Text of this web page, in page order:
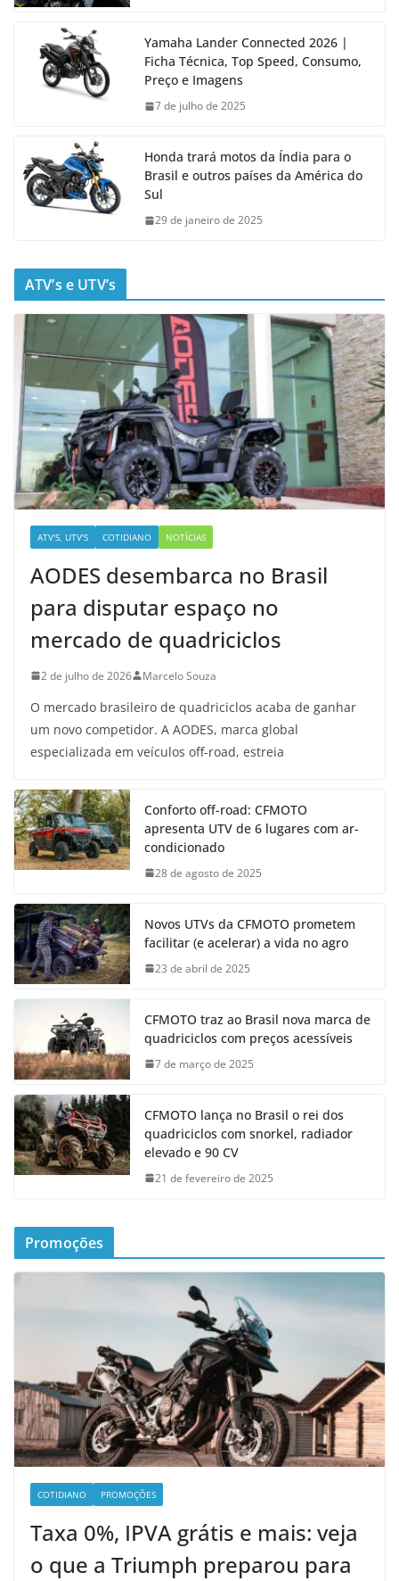
Yamaha Lander Connected 2026 |
Ficha Técnica, Top Speed, Consumo,
Preço e Imagens
7 de julho de 2025
Honda trará motos da Índia para o
Brasil e outros países da América do
Sul
29 de janeiro de 2025
ATV’s e UTV’s
ATV'S, UTV'S COTIDIANO NOTÍCIAS
AODES desembarca no Brasil
para disputar espaço no
mercado de quadriciclos
2 de julho de 2026 Marcelo Souza
O mercado brasileiro de quadriciclos acaba de ganhar
um novo competidor. A AODES, marca global
especializada em veículos off-road, estreia
Conforto off-road: CFMOTO
apresenta UTV de 6 lugares com ar-
condicionado
28 de agosto de 2025
Novos UTVs da CFMOTO prometem
facilitar (e acelerar) a vida no agro
23 de abril de 2025
CFMOTO traz ao Brasil nova marca de
quadriciclos com preços acessíveis
7 de março de 2025
CFMOTO lança no Brasil o rei dos
quadriciclos com snorkel, radiador
elevado e 90 CV
21 de fevereiro de 2025
Promoções
COTIDIANO PROMOÇÕES
Taxa 0%, IPVA grátis e mais: veja
o que a Triumph preparou para